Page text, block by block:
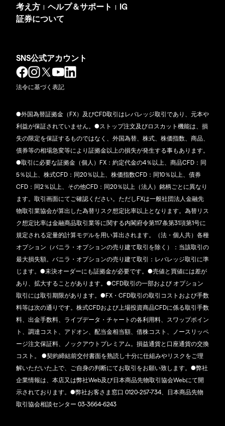
考え方 | ヘルプ＆サポート | IG
証券について
SNS公式アカウント
法令に基づく表記
●外国為替証拠金（FX）及びCFD取引はレバレッジ取引であり、元本や
利益が保証されていません。●ストップ注文及びロスカット機能は、損
失の限定を保証するものではなく、外国為替、株式、株価指数、商品、
債券等の相場急変等により証拠金以上の損失が発生する事もあります。
●取引に必要な証拠金（個人）FX：約定代金の4％以上、商品CFD：同
5％以上、株式CFD：同20％以上、株価指数CFD：同10％以上、債券
CFD：同2％以上、その他CFD：同20％以上（法人）銘柄ごとに異なり
ます。取引画面にてご確認ください。ただしFXは一般社団法人金融先
物取引業協会が算出した為替リスク想定比率以上となります。為替リス
ク想定比率は金融商品取引業等に関する内閣府令第117条第31項第1号に
規定される定量的計算モデルを用い算出されます。（法・個人共）各種
オプション（バニラ・オプションの売り建て取引を除く）：当該取引の
最大損失額。バニラ・オプションの売り建て取引：レバレッジ取引に準
じます。●未決オーダーにも証拠金が必要です。●売値と買値には差が
あり、拡大することがあります。●CFD取引の一部および オプション
取引には取引期限があります。●FX・CFD取引の取引コストおよび手数
料等は次の通りです。株式CFDおよび上場投資商品CFDに係る取引手数
料、出金手数料、ライブデータ・チャートの各利用料、スワップポイン
ト、調達コスト、アドオン、配当金相当額、借株コスト、ノースリッペ
ージ注文保証料、ノックアウトプレミアム。損益通貨と口座通貨の交換
コスト。 ●契約締結前交付書面を熟読し十分に仕組みやリスクをご理
解いただいた上で、ご自身の判断にてお取引をお願い致します。●弊社
企業情報は、本店又は弊社Web及び日本商品先物取引協会Webにて開
示されております。●弊社お客さま窓口 0120-257-734、日本商品先物
取引協会相談センター 03-3664-6243